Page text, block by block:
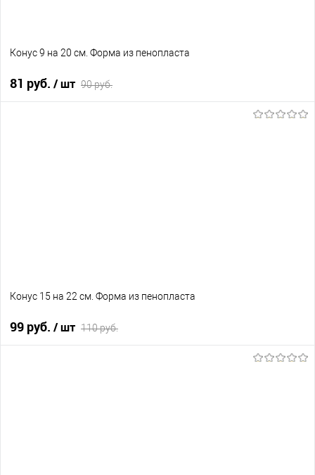
Конус 9 на 20 см. Форма из пенопласта
81 руб. / шт 90 руб.
Конус 15 на 22 см. Форма из пенопласта
99 руб. / шт 110 руб.